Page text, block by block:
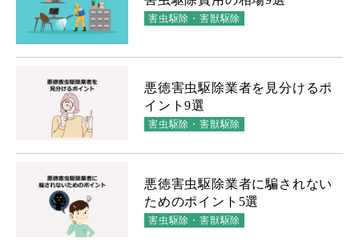
害虫駆除・害獣駆除
悪徳害虫駆除業者を見分けるポ
イント9選
害虫駆除・害獣駆除
悪徳害虫駆除業者に騙されない
ためのポイント5選
害虫駆除・害獣駆除